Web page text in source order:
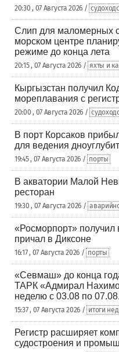
20:30 , 07 Августа 2026 /
Слип для маломерных
морском центре
режиме до конца лета
20:15 , 07 Августа 2026 / яхты и
Кыргызстан получил
мореплавания с
20:00 , 07 Августа 2026 /
В порт Корсаков
для ведения
19:45 , 07 Августа 2026 / порты
В акватории Малой
ресторан
19:30 , 07 Августа 2026 /
«Росморпорт» получил
причал в Диксоне
16:17 , 07 Августа 2026 / порты
«Севмаш» до конца
ТАРК «Адмирал
неделю с 03.08 по
15:37 , 07 Августа 2026 / итоги
Регистр расширяет
судостроения и